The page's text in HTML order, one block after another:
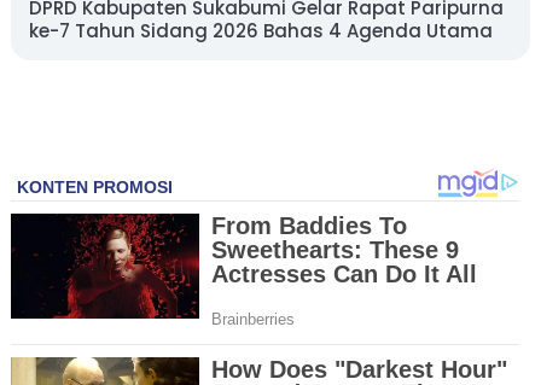
DPRD Kabupaten Sukabumi Gelar Rapat Paripurna
ke-7 Tahun Sidang 2026 Bahas 4 Agenda Utama